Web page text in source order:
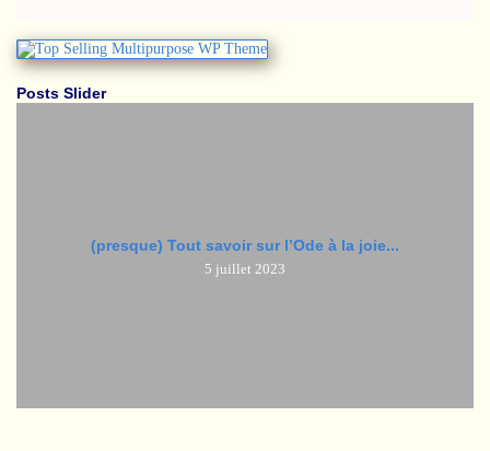
Posts Slider
(presque) Tout savoir sur l’Ode à la joie...
5 juillet 2023